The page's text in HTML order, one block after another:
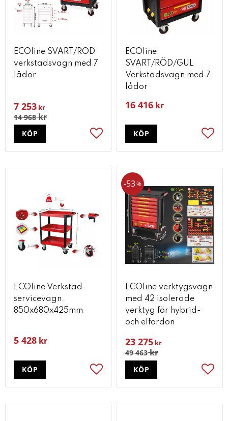
ECOline SVART/RÖD
verkstadsvagn med 7
lådor
7 253 kr
14 968kr
Lägg till i favoriter
KÖP
ECOline
SVART/RÖD/GUL
Verkstadsvagn med 7
lådor
16 416 kr
KÖP
ECOline Verkstad-
servicevagn.
850x680x425mm
5 428 kr
Lägg till i favoriter
KÖP
ECOline verktygsvagn
med 42 isolerade
verktyg för hybrid-
och elfordon
23 275 kr
49 463kr
53%
KÖP